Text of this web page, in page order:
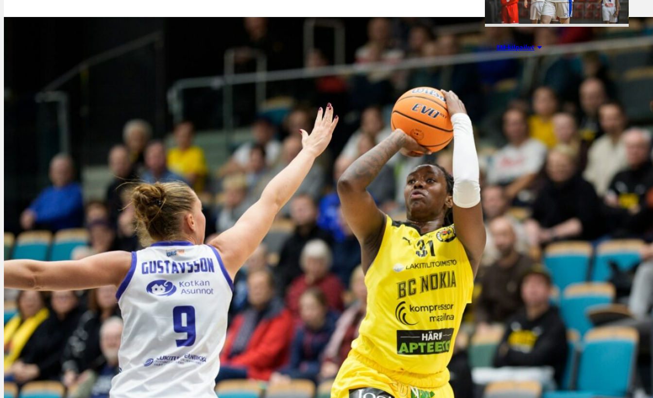
EM-kilpailut 08.08.2026 00:37
Suomen 16-
vuotiaat pojat
voittivat
Luxemburgin
– EM-kisojen
voittotili
aukesi
vakuuttavalla
pelillä
Suomen 16-vuotiaat pojat
ottivat vakuuttavan 85–45-voiton
Luxemburgista B-divisioonan
EM-kilpailuissa johtamalla
ottelua alusta loppuun. Suomi
kohtaa huomenna Ruotsin klo
19.30 Suomen aikaa.